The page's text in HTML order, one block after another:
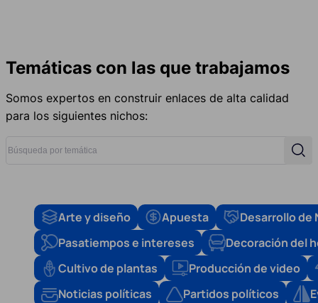
Temáticas con las que trabajamos
Somos expertos en construir enlaces de alta calidad
para los siguientes nichos:
Búsqueda por temática
Arte y diseño Apuesta
Desarrollo de
Pasatiempos e intereses
Decoración del
Cultivo de plantas
Producción de video
Noticias políticas
Partidos políticos